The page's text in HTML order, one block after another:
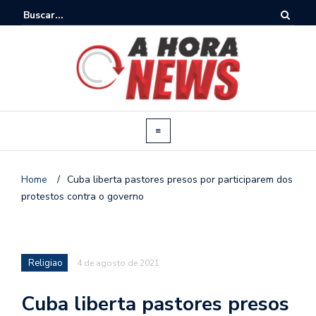
Home / Cuba liberta pastores presos por participarem dos
protestos contra o governo
Religiao 4 de agosto de 2021
Cuba liberta pastores presos